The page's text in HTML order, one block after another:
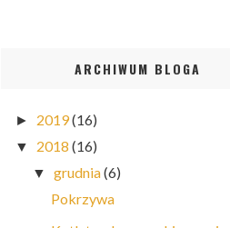
ARCHIWUM BLOGA
► 2019(16)
▼ 2018 (16)
▼grudnia(6)
Pokrzywa